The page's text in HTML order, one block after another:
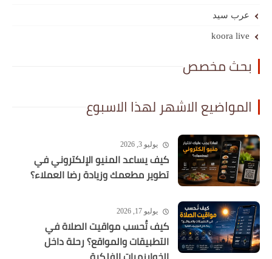
عرب سيد
koora live
بحث مخصص
المواضيع الاشهر لهذا الاسبوع
يوليو 3, 2026
كيف يساعد المنيو الإلكتروني في
تطوير مطعمك وزيادة رضا العملاء؟
يوليو 17, 2026
كيف تُحسب مواقيت الصلاة في
التطبيقات والمواقع؟ رحلة داخل